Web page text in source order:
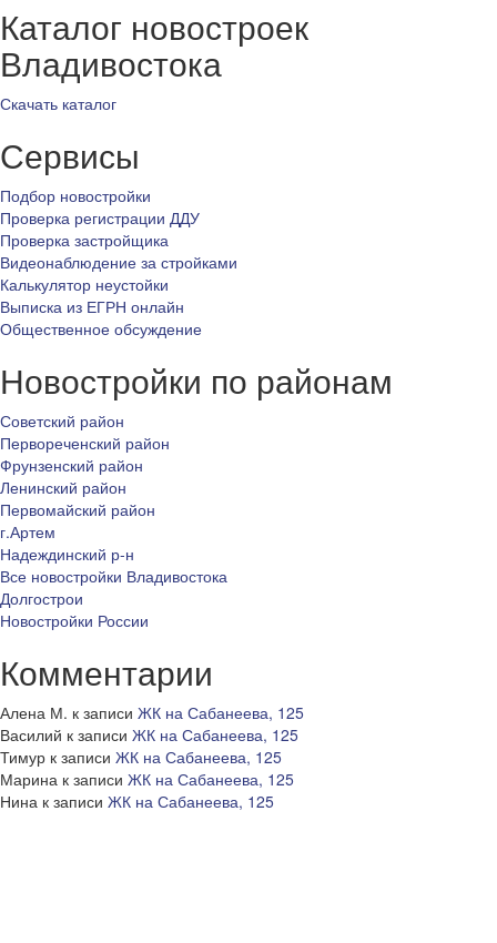
Каталог новостроек
Владивостока
Скачать каталог
Сервисы
Подбор новостройки
Проверка регистрации ДДУ
Проверка застройщика
Видеонаблюдение за стройками
Калькулятор неустойки
Выписка из ЕГРН онлайн
Общественное обсуждение
Новостройки по районам
Советский район
Первореченский район
Фрунзенский район
Ленинский район
Первомайский район
г.Артем
Надеждинский р-н
Все новостройки Владивостока
Долгострои
Новостройки России
Комментарии
Алена М. к записи ЖК на Сабанеева, 125
Василий к записи ЖК на Сабанеева, 125
Тимур к записи ЖК на Сабанеева, 125
Марина к записи ЖК на Сабанеева, 125
Нина к записи ЖК на Сабанеева, 125